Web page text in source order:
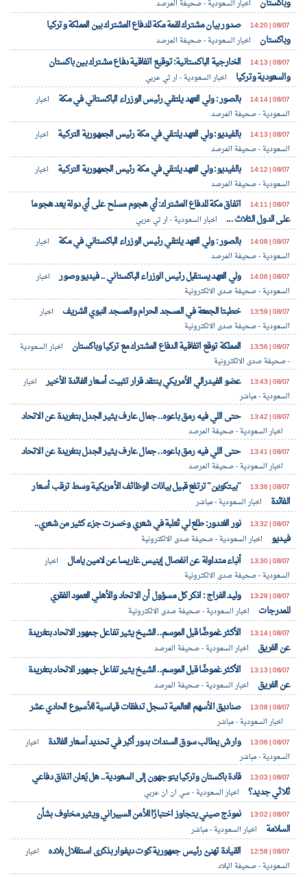
اخبار السعودية - صحيفة المرصد
08/07 | 14:20
صدور بيان مشترك لقمة مكة للدفاع المشترك بين المملكة وتركيا
وباكستان
اخبار السعودية - صحيفة المرصد
08/07 | 14:13
الخارجية الباكستانية: توقيع اتفاقية دفاع مشترك بين باكستان
والسعودية وتركيا
اخبار السعودية - ار تي عربي
08/07 | 14:14
بالصور : ولي العهد يلتقي رئيس الوزراء الباكستاني في مكة
اخبار
السعودية - صحيفة المرصد
08/07 | 14:13
بالفيديو: ولي العهد يلتقي في مكة رئيس الجمهورية التركية
اخبار
السعودية - صحيفة المرصد
08/07 | 14:12
بالفيديو: ولي العهد يلتقي في مكة رئيس الجمهورية التركية
اخبار
السعودية - صحيفة المرصد
08/07 | 14:11
‏اتفاق مكة للدفاع المشترك: أي هجوم مسلح على أي دولة يعد هجوما
على الدول الثلاث ...
اخبار السعودية - ار تي عربي
08/07 | 14:08
بالصور : ولي العهد يلتقي رئيس الوزراء الباكستاني في مكة
اخبار
السعودية - صحيفة المرصد
08/07 | 14:06
ولي العهد يستقبل رئيس الوزراء الباكستاني .. فيديو وصور
اخبار
السعودية - صحيفة صدى الالكترونية
08/07 | 13:59
خطبتا الجمعة في المسجد الحرام والمسجد النبوي الشريف
اخبار
السعودية - صحيفة صدى الالكترونية
08/07 | 13:56
المملكة توقع اتفاقية الدفاع المشترك مع تركيا وباكستان
اخبار السعودية
- صحيفة صدى الالكترونية
08/07 | 13:43
عضو الفيدرالي الأمريكي ينتقد قرار تثبيت أسعار الفائدة الأخير
اخبار
السعودية - مباشر
08/07 | 13:42
‏حتى اللي فيه رمق باعوه.. جمال عارف يثير الجدل بتغريدة عن الاتحاد
اخبار السعودية - صحيفة المرصد
08/07 | 13:41
‏حتى اللي فيه رمق باعوه.. جمال عارف يثير الجدل بتغريدة عن الاتحاد
اخبار السعودية - صحيفة المرصد
08/07 | 13:36
"بيتكوين" ترتفع قبيل بيانات الوظائف الأمريكية وسط ترقب أسعار
الفائدة
اخبار السعودية - مباشر
08/07 | 13:32
نور الغندور: طلع لي ثعلبة في شعري وخسرت جزء كثير من شعري..
فيديو
اخبار السعودية - صحيفة صدى الالكترونية
08/07 | 13:30
أنباء متداولة عن انفصال إينيس غاريسا عن لامين يامال
اخبار
السعودية - صحيفة صدى الالكترونية
08/07 | 13:29
وليد الفراج : اذكر كل مسؤول أن الاتحاد والأهلي العمود الفقري
للمدرجات
اخبار السعودية - صحيفة صدى الالكترونية
08/07 | 13:14
الأكثر غموضًا قبل الموسم.. الشيخ يثير تفاعل جمهور الاتحاد بتغريدة
عن الفريق
اخبار السعودية - صحيفة المرصد
08/07 | 13:13
الأكثر غموضًا قبل الموسم.. الشيخ يثير تفاعل جمهور الاتحاد بتغريدة
عن الفريق
اخبار السعودية - صحيفة المرصد
08/07 | 13:08
صناديق الأسهم العالمية تسجل تدفقات قياسية للأسبوع الحادي عشر
اخبار السعودية - مباشر
08/07 | 13:06
وارش يطالب سوق السندات بدور أكبر في تحديد أسعار الفائدة
اخبار
السعودية - مباشر
08/07 | 13:03
قادة باكستان وتركيا يتوجهون إلى السعودية.. هل يُعلن اتفاق دفاعي
ثلاثي جديد؟
اخبار السعودية - سي ان ان عربي
08/07 | 13:02
نموذج صيني يتجاوز اختبارًا للأمن السيبراني ويثير مخاوف بشأن
السلامة
اخبار السعودية - مباشر
08/07 | 12:58
القيادة تهنئ رئيس جمهورية كوت ديفوار بذكرى استقلال بلاده
اخبار
السعودية - صحيفة البلاد